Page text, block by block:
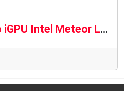
Ходят слухи, что iGPU Intel Meteor Lake поддерживает трассировку лучей